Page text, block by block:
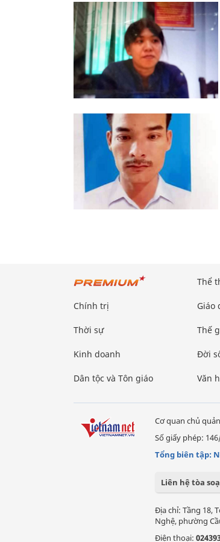
Chính trị
Thời sự
Kinh doanh
Dân tộc và Tôn giáo
Thể
Giáo
Thế
Đời
Văn
Cơ quan chủ
Số giấy phép:
Tổng biên tập:
Liên hệ tòa
Địa chỉ: Tầng 18,
Nghệ, phường
Điện thoại: